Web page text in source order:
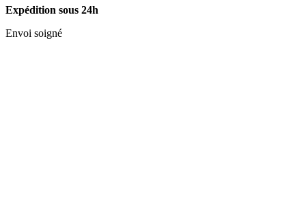
Expédition sous 24h
Envoi soigné